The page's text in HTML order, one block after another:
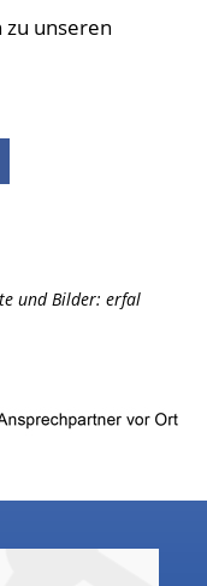
zu unseren
und Bilder: erfal